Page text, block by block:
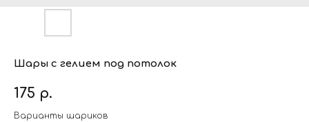
Шары с гелием под потолок
175 р.
Варианты шариков